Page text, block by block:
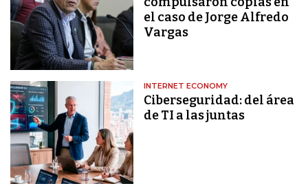
el caso de Jorge Alfredo
Vargas
INTERNET ECONOMY
Ciberseguridad: del área
de TI a las juntas